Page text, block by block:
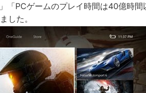
「PCゲームのプレイ時間は40億時
した。